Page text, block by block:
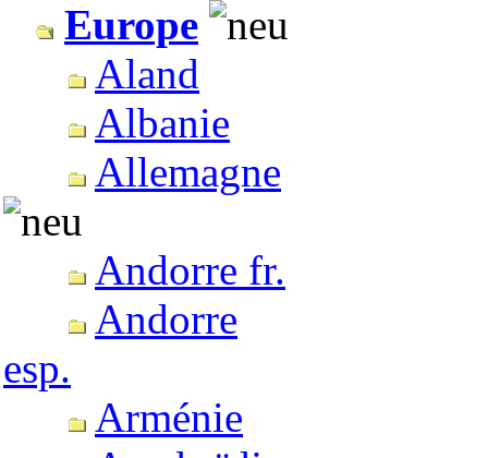
Europe
Aland
Albanie
Allemagne
Andorre fr.
Andorre
esp.
Arménie